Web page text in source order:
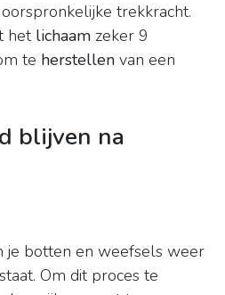
trekkracht.
het lichaam zeker 9
te herstellen van een
blijven na
je botten en weefsels weer
Om dit proces te